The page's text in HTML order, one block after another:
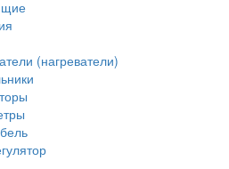
(нагреватели)